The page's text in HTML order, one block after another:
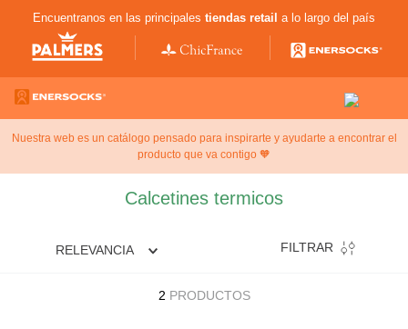
Encuentranos en las principales tiendas retail a lo largo del país
Nuestra web es un catálogo pensado para inspirarte y ayudarte a encontrar el
producto que va contigo 🧡
Calcetines termicos
RELEVANCIA FILTRAR
2 PRODUCTOS